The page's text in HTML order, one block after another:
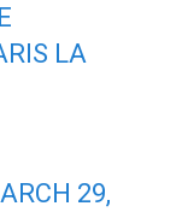
LA
29,